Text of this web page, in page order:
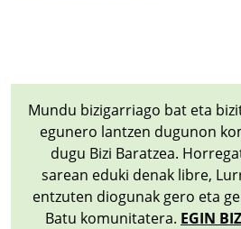
Mundu bizigarriago bat eta
egunero lantzen dugunon
dugu Bizi Baratzea.
sarean eduki denak libre,
entzuten diogunak gero eta
Batu komunitatera. EGIN